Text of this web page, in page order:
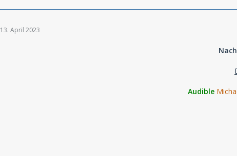
13. April 2023
Audible